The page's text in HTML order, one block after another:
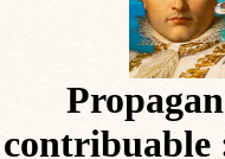
contribuable